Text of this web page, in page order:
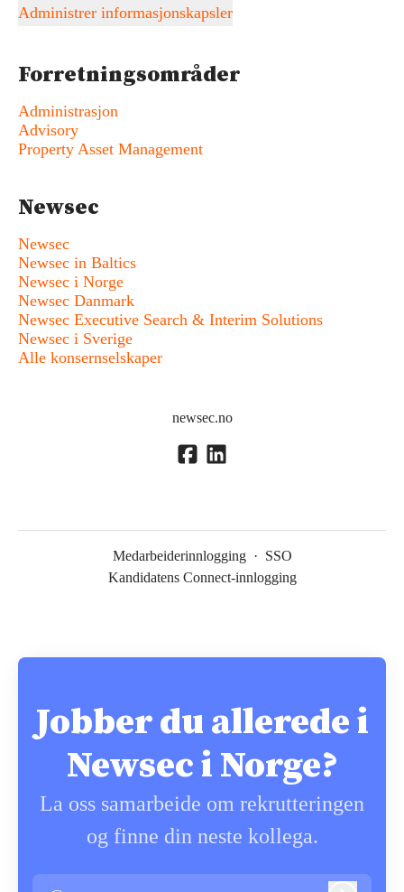
Administrer informasjonskapsler
Forretningsområder
Administrasjon
Advisory
Property Asset Management
Newsec
Newsec
Newsec in Baltics
Newsec i Norge
Newsec Danmark
Newsec Executive Search & Interim Solutions
Newsec i Sverige
Alle konsernselskaper
newsec.no
Medarbeiderinnlogging · SSO
Kandidatens Connect-innlogging
Jobber du allerede i
Newsec i Norge?
La oss samarbeide om rekrutteringen
og finne din neste kollega.